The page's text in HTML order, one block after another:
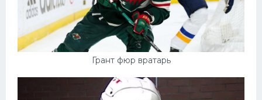
Грант фюр вратарь